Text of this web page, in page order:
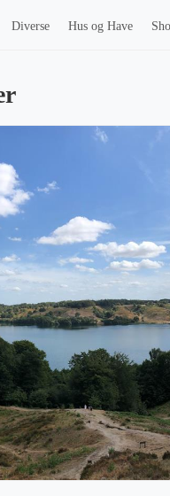
Diverse Hus og Have